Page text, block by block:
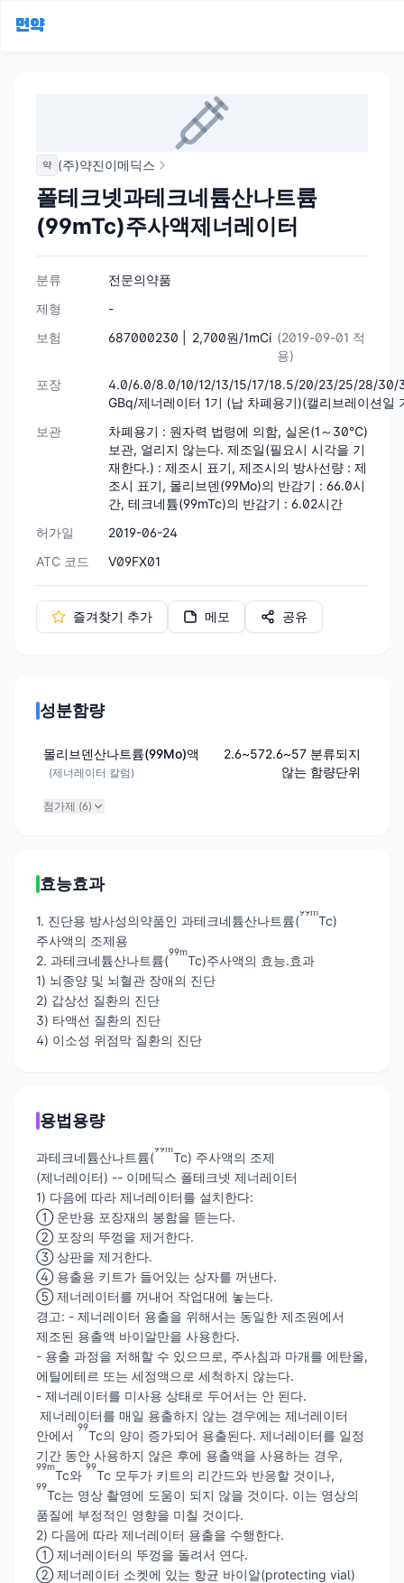
먼약
약 (주)약진이메딕스
폴테크넷과테크네튬산나트륨
(99mTc)주사액제너레이터
분류
전문의약품
제형
-
보험
687000230 | 2,700원/1mCi (2019-09-01 적
용)
포장
4.0/6.0/8.0/10/12/13/15/17/18.5/20/23/25/28/
GBq/제너레이터 1기 (납 차폐용기)(캘리브레이션일
보관
차폐용기 : 원자력 법령에 의함, 실온(1～30℃)
보관, 얼리지 않는다. 제조일(필요시 시각을 기
재한다.) : 제조시 표기, 제조시의 방사선량 : 제
조시 표기, 몰리브덴(99Mo)의 반감기 : 66.0시
간, 테크네튬(99mTc)의 반감기 : 6.02시간
허가일
2019-06-24
ATC 코드
V09FX01
즐겨찾기 추가 메모 공유
성분함량
몰리브덴산나트륨(99Mo)액
(제너레이터 칼럼 )
2.6~572.6~57 분류되지
않는 함량단위
첨가제 (6)
효능효과
1. 진단용 방사성의약품인 과테크네튬산나트륨(
99m
Tc)
주사액의 조제용
2. 과테크네튬산나트륨(
99m
Tc)주사액의 효능.효과
1) 뇌종양 및 뇌혈관 장애의 진단
2) 갑상선 질환의 진단
3) 타액선 질환의 진단
4) 이소성 위점막 질환의 진단
용법용량
과테크네튬산나트륨(
99m
Tc) 주사액의 조제
(제너레이터) -- 이메딕스 폴테크넷 제너레이터
1) 다음에 따라 제너레이터를 설치한다:
① 운반용 포장재의 봉함을 뜯는다.
② 포장의 뚜껑을 제거한다.
③ 상판을 제거한다.
④ 용출용 키트가 들어있는 상자를 꺼낸다.
⑤ 제너레이터를 꺼내어 작업대에 놓는다.
경고: - 제너레이터 용출을 위해서는 동일한 제조원에서
제조된 용출액 바이알만을 사용한다.
- 용출 과정을 저해할 수 있으므로, 주사침과 마개를 에탄올,
에틸에테르 또는 세정액으로 세척하지 않는다.
- 제너레이터를 미사용 상태로 두어서는 안 된다.
제너레이터를 매일 용출하지 않는 경우에는 제너레이터
안에서
99
Tc의 양이 증가되어 용출된다. 제너레이터를 일정
기간 동안 사용하지 않은 후에 용출액을 사용하는 경우,
99m
Tc와
99
Tc 모두가 키트의 리간드와 반응할 것이나,
99
Tc는 영상 촬영에 도움이 되지 않을 것이다. 이는 영상의
품질에 부정적인 영향을 미칠 것이다.
2) 다음에 따라 제너레이터 용출을 수행한다.
① 제너레이터의 뚜껑을 돌려서 연다.
② 제너레이터 소켓에 있는 항균 바이알(protecting vial)